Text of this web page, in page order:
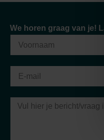
We horen graag van je!
"Sinds ik klant ben
de hoogte zijn
stellen,